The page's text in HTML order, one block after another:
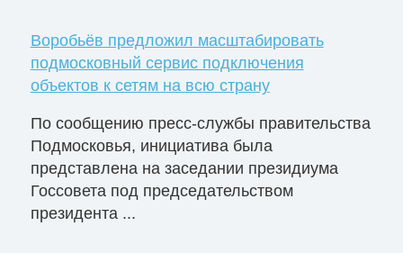
Воробьёв предложил масштабировать
подмосковный сервис подключения
объектов к сетям на всю страну
По сообщению пресс-службы правительства
Подмосковья, инициатива была
представлена на заседании президиума
Госсовета под председательством
президента ...